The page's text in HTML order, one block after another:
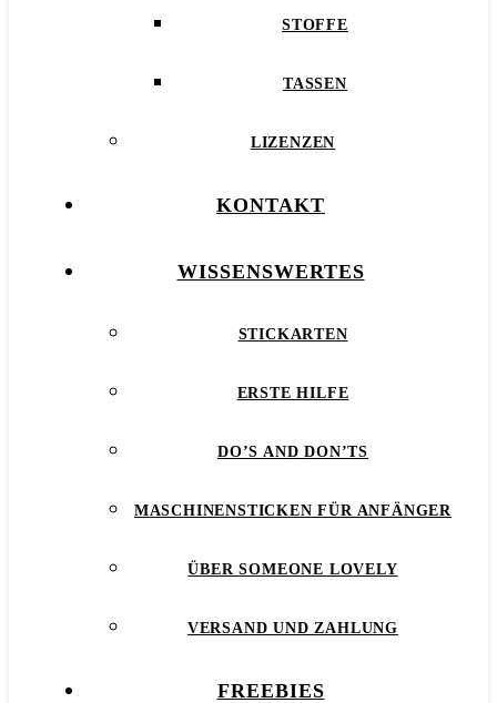
STOFFE
TASSEN
LIZENZEN
KONTAKT
WISSENSWERTES
STICKARTEN
ERSTE HILFE
DO’S AND DON’TS
MASCHINENSTICKEN FÜR ANFÄNGER
ÜBER SOMEONE LOVELY
VERSAND UND ZAHLUNG
FREEBIES